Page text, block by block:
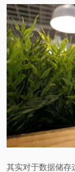
页
快
讯
评
测
视
频
其实对于数据储存